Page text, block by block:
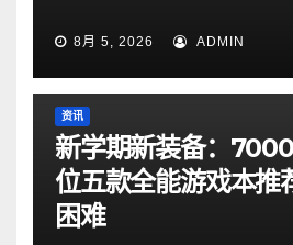
8月 5, 2026 ADMIN
资讯
新学期新装备：
位五款全能游戏本推
困难